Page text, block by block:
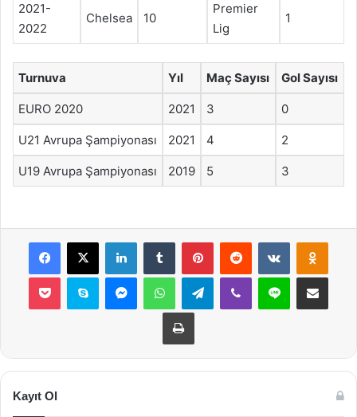
2021-
2022
Chelsea 10
Premier
Lig
1
Turnuva Yıl Maç Sayısı Gol Sayısı
EURO 2020 2021 3 0
U21 Avrupa Şampiyonası 2021 4 2
U19 Avrupa Şampiyonası 2019 5 3
Facebook
X LinkedInTumblr PinterestReddit VKontakte
Pocket Skype MessengerWhatsAppTelegramViber Line E-Posta ile
Yazdır
Kayıt Ol